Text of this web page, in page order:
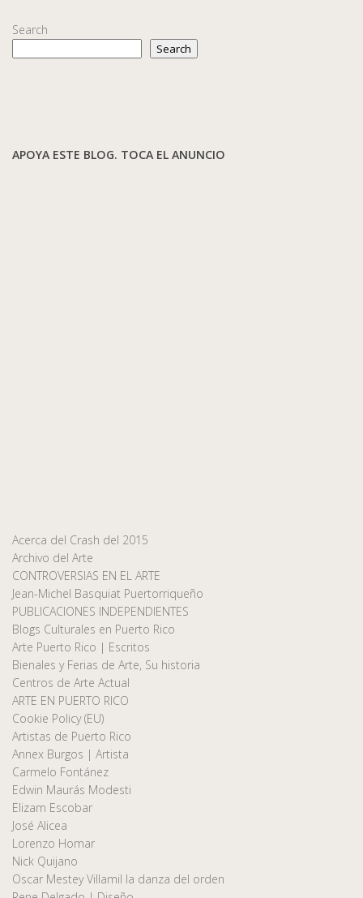
Search
Search
APOYA ESTE BLOG. TOCA EL ANUNCIO
Acerca del Crash del 2015
Archivo del Arte
CONTROVERSIAS EN EL ARTE
Jean-Michel Basquiat Puertorriqueño
PUBLICACIONES INDEPENDIENTES
Blogs Culturales en Puerto Rico
Arte Puerto Rico | Escritos
Bienales y Ferias de Arte, Su historia
Centros de Arte Actual
ARTE EN PUERTO RICO
Cookie Policy (EU)
Artistas de Puerto Rico
Annex Burgos | Artista
Carmelo Fontánez
Edwin Maurás Modesti
Elizam Escobar
José Alicea
Lorenzo Homar
Nick Quijano
Oscar Mestey Villamil la danza del orden